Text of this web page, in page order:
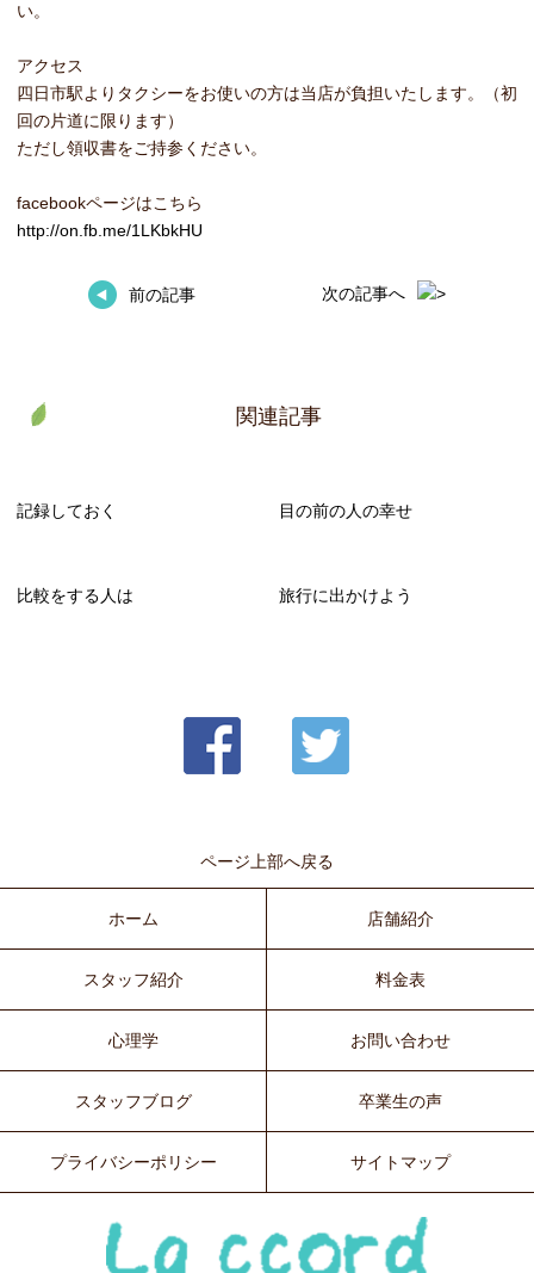
い。
アクセス
四日市駅よりタクシーをお使いの方は当店が負担いたします。（初
回の片道に限ります）
ただし領収書をご持参ください。
facebookページはこちら
http://on.fb.me/1LKbkHU
前の記事 次の記事へ
関連記事
記録しておく 目の前の人の幸せ
比較をする人は 旅行に出かけよう
ページ上部へ戻る
ホーム 店舗紹介
スタッフ紹介 料金表
心理学 お問い合わせ
スタッフブログ 卒業生の声
プライバシーポリシー サイトマップ